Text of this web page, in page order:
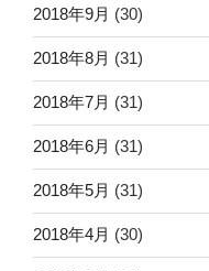
2018年9月 (30)
2018年8月 (31)
2018年7月 (31)
2018年6月 (31)
2018年5月 (31)
2018年4月 (30)